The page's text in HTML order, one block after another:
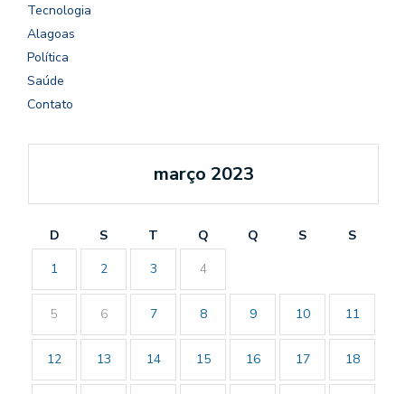
Tecnologia
Alagoas
Política
Saúde
Contato
março 2023
D S T Q Q S
S
1
2 3 4
5 6 7 8 9 10 11
12 13 14 15 16 17 18